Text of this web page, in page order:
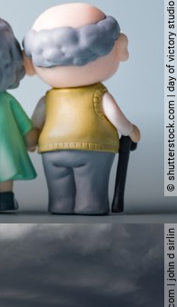
© shutterstock.com | day of victory studio